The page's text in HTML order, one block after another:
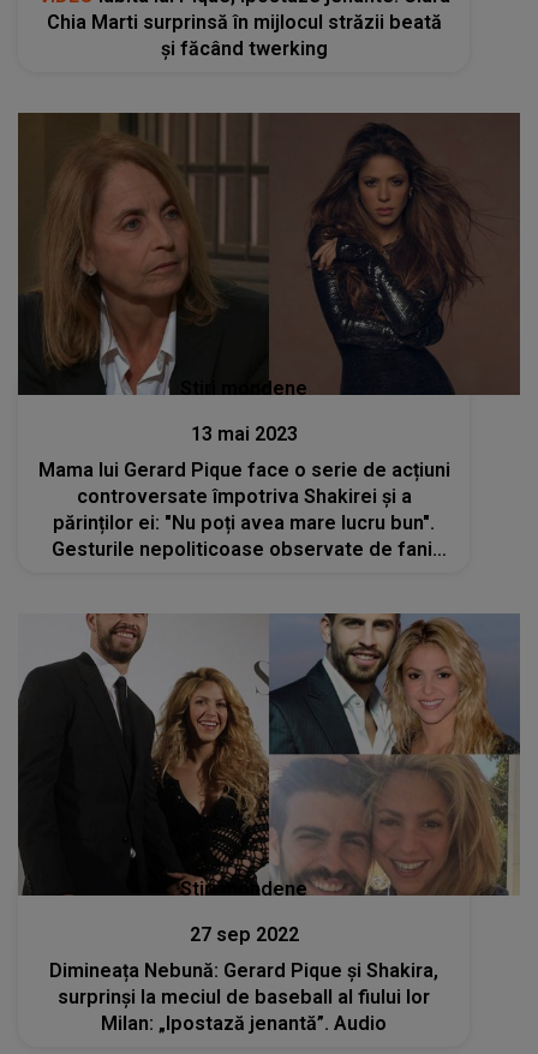
Chia Marti surprinsă în mijlocul străzii beată
și făcând twerking
Stiri mondene
13 mai 2023
Mama lui Gerard Pique face o serie de acțiuni
controversate împotriva Shakirei și a
părinților ei: "Nu poți avea mare lucru bun".
Gesturile nepoliticoase observate de fanii
Stiri mondene
27 sep 2022
Dimineața Nebună: Gerard Pique și Shakira,
surprinși la meciul de baseball al fiului lor
Milan: „Ipostază jenantă”. Audio